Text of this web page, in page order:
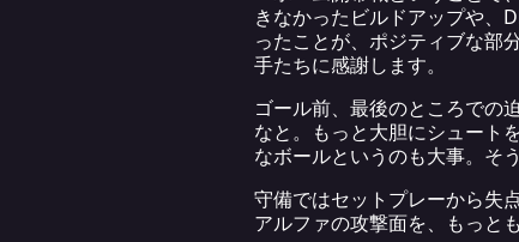
きなかったビルドアップや、
ったことが、ポジティブな部
手たちに感謝します。
ゴール前、最後のところでの
なと。もっと大胆にシュート
なボールというのも大事。そ
守備ではセットプレーから失
アルファの攻撃面を、もっと